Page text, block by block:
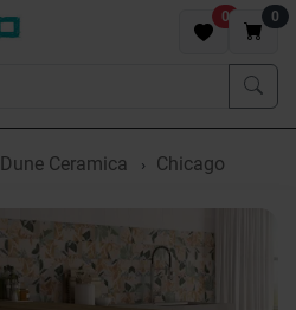
0 0
Dune Ceramica Chicago